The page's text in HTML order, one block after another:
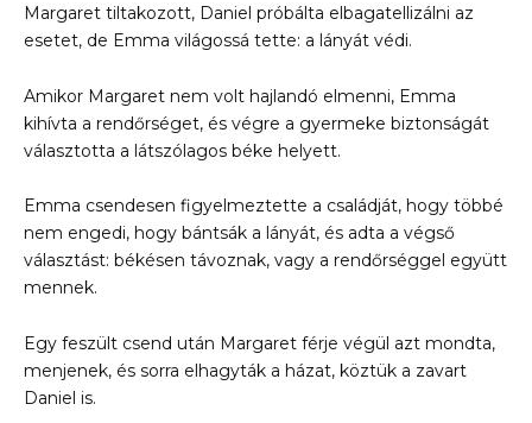
Margaret tiltakozott, Daniel próbálta elbagatellizálni az
esetet, de Emma világossá tette: a lányát védi.
Amikor Margaret nem volt hajlandó elmenni, Emma
kihívta a rendőrséget, és végre a gyermeke biztonságát
választotta a látszólagos béke helyett.
Emma csendesen figyelmeztette a családját, hogy többé
nem engedi, hogy bántsák a lányát, és adta a végső
választást: békésen távoznak, vagy a rendőrséggel együtt
mennek.
Egy feszült csend után Margaret férje végül azt mondta,
menjenek, és sorra elhagyták a házat, köztük a zavart
Daniel is.